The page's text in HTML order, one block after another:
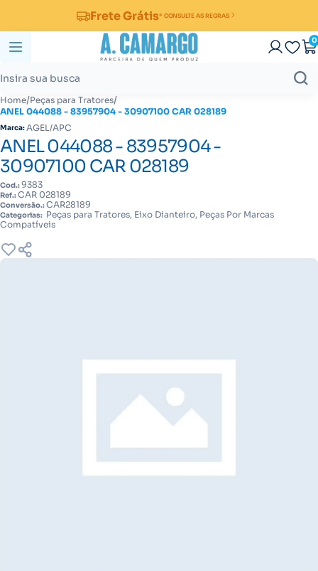
Frete Grátis* CONSULTE AS REGRAS
0
Home/Peças para Tratores/
ANEL 044088 - 83957904 - 30907100 CAR 028189
Marca:AGEL/APC
ANEL 044088 - 83957904 -
30907100 CAR 028189
Cod.:9383
Ref.:CAR 028189
Conversão.:CAR28189
Categorias: Peças para Tratores, Eixo Dianteiro, Peças Por Marcas
Compatíveis